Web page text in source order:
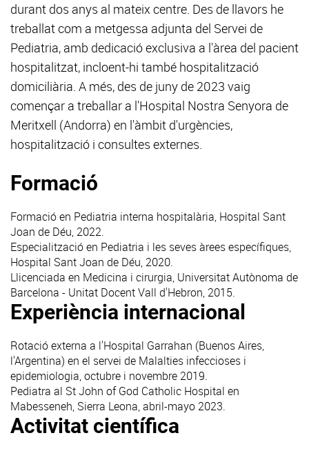
durant dos anys al mateix centre. Des de llavors he
treballat com a metgessa adjunta del Servei de
Pediatria, amb dedicació exclusiva a l'àrea del pacient
hospitalitzat, incloent-hi també hospitalització
domiciliària. A més, des de juny de 2023 vaig
començar a treballar a l'Hospital Nostra Senyora de
Meritxell (Andorra) en l'àmbit d'urgències,
hospitalització i consultes externes.
Formació
Formació en Pediatria interna hospitalària, Hospital Sant
Joan de Déu, 2022.
Especialització en Pediatria i les seves àrees específiques,
Hospital Sant Joan de Déu, 2020.
Llicenciada en Medicina i cirurgia, Universitat Autònoma de
Barcelona - Unitat Docent Vall d'Hebron, 2015.
Experiència internacional
Rotació externa a l'Hospital Garrahan (Buenos Aires,
l'Argentina) en el servei de Malalties infeccioses i
epidemiologia, octubre i novembre 2019.
Pediatra al St John of God Catholic Hospital en
Mabesseneh, Sierra Leona, abril-mayo 2023.
Activitat científica